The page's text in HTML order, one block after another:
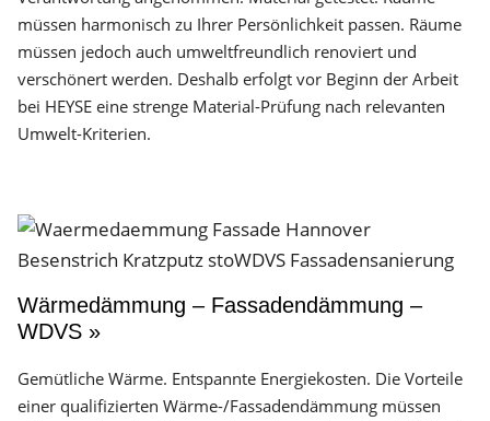
müssen harmonisch zu Ihrer Persönlichkeit passen. Räume
müssen jedoch auch umweltfreundlich renoviert und
verschönert werden. Deshalb erfolgt vor Beginn der Arbeit
bei HEYSE eine strenge Material-Prüfung nach relevanten
Umwelt-Kriterien.
Wärmedämmung – Fassadendämmung –
WDVS »
Gemütliche Wärme. Entspannte Energiekosten. Die Vorteile
einer qualifizierten Wärme-/Fassadendämmung müssen